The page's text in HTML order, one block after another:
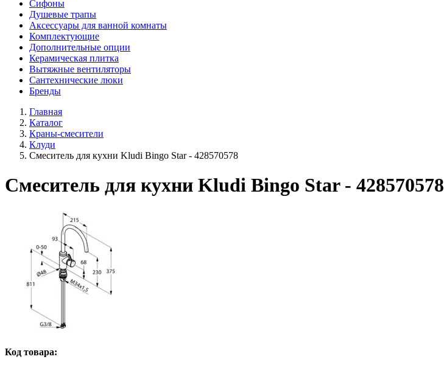
Сифоны
Душевые трапы
Аксессуары для ванной комнаты
Комплектующие
Дополнительные опции
Керамическая плитка
Вытяжные вентиляторы
Сантехнические люки
Бренды
Главная
Каталог
Краны-смесители
Клуди
Смеситель для кухни Kludi Bingo Star - 428570578
Смеситель для кухни Kludi Bingo Star - 428570578
Код товара: